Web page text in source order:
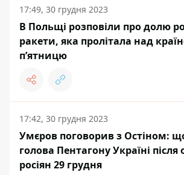
17:49, 30 грудня 2023
В Польщі розповіли про долю
ракети, яка пролітала над
пʼятницю
17:42, 30 грудня 2023
Умєров поговорив з Остіном:
голова Пентагону Україні після
росіян 29 грудня